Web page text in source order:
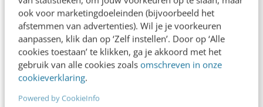
ook voor marketingdoeleinden (bijvoorbeeld het
afstemmen van advertenties). Wil je je voorkeuren
aanpassen, klik dan op ‘Zelf instellen’. Door op ‘Alle
cookies toestaan’ te klikken, ga je akkoord met het
gebruik van alle cookies zoals omschreven in onze
cookieverklaring.
Powered by CookieInfo
Rolbewustzijn
Weten vanuit welke rol je spreekt: expert,
leider of luisteraar.
Luisteren zonder direct te oordelen
Niet meteen reageren, maar eerst begrijpen.